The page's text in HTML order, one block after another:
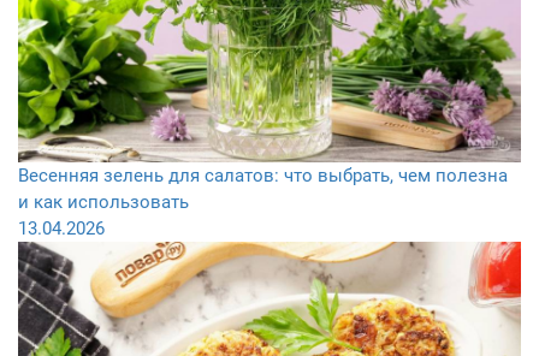
Весенняя зелень для салатов: что выбрать, чем полезна
и как использовать
13.04.2026